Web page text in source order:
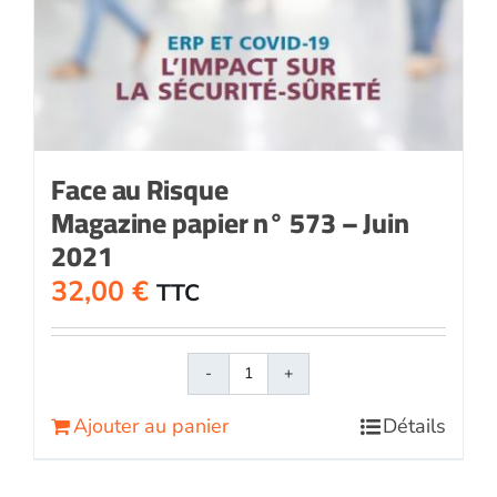
Face au Risque
Magazine papier n° 573 – Juin
2021
32,00 € TTC
quantité
Ajouter au panier Détails